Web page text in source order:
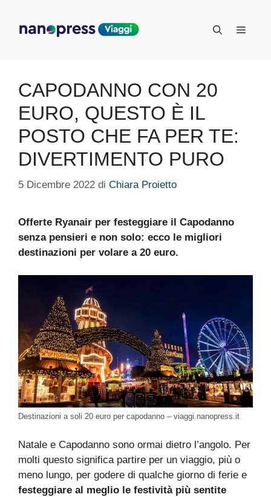
contenuto
Menu
CAPODANNO CON 20
EURO, QUESTO È IL
POSTO CHE FA PER TE:
DIVERTIMENTO PURO
5 Dicembre 2022 di Chiara Proietto
Offerte Ryanair per festeggiare il Capodanno
senza pensieri e non solo: ecco le migliori
destinazioni per volare a 20 euro.
Destinazioni a soli 20 euro per capodanno – viaggi.nanopress.it
Natale e Capodanno sono ormai dietro l’angolo. Per
molti questo significa partire per un viaggio, più o
meno lungo, per godere di qualche giorno di ferie e
festeggiare al meglio le festività più sentite